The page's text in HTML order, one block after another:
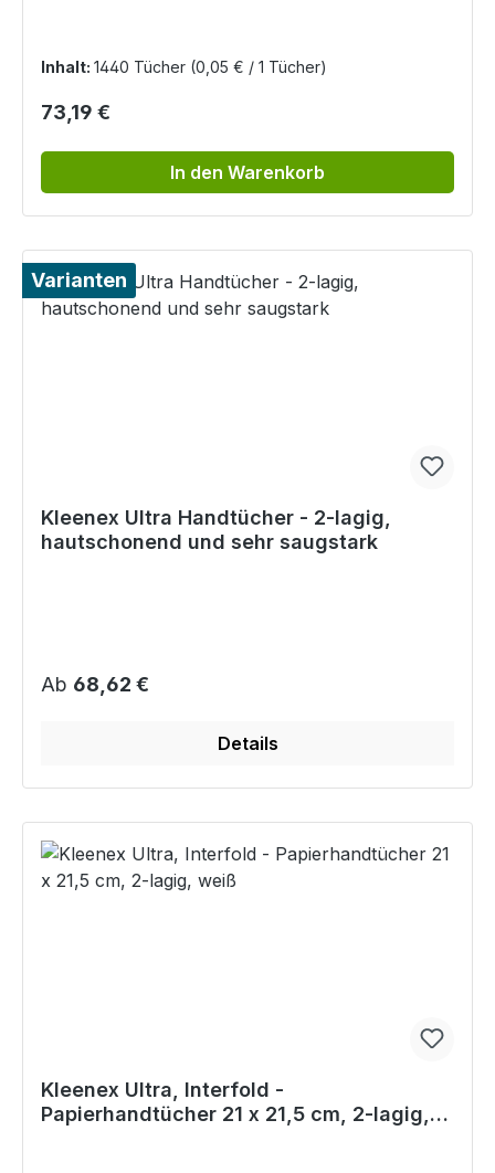
Inhalt: 1440 Tücher (0,05 € / 1 Tücher)
Regulärer Preis:
73,19 €
In den Warenkorb
Varianten
Kleenex Ultra Handtücher - 2-lagig,
hautschonend und sehr saugstark
Regulärer Preis:
Ab 68,62 €
Details
Kleenex Ultra, Interfold -
Papierhandtücher 21 x 21,5 cm, 2-lagig,